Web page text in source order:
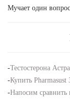
Мучает один
-Тестостерона
-Купить
-Напосим сравнить